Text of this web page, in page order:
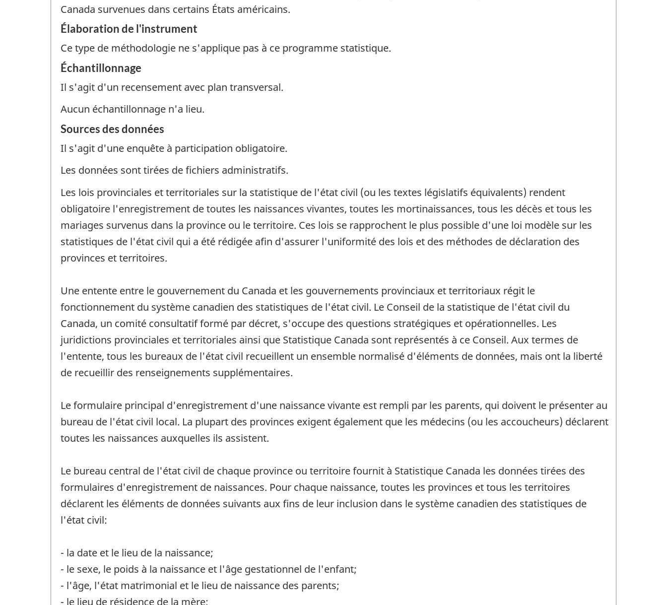
Canada survenues dans certains États américains.
Élaboration de l'instrument
Ce type de méthodologie ne s'applique pas à ce programme statistique.
Échantillonnage
Il s'agit d'un recensement avec plan transversal.
Aucun échantillonnage n'a lieu.
Sources des données
Il s'agit d'une enquête à participation obligatoire.
Les données sont tirées de fichiers administratifs.
Les lois provinciales et territoriales sur la statistique de l'état civil (ou les textes législatifs équivalents) rendent
obligatoire l'enregistrement de toutes les naissances vivantes, toutes les mortinaissances, tous les décès et tous les
mariages survenus dans la province ou le territoire. Ces lois se rapprochent le plus possible d'une loi modèle sur les
statistiques de l'état civil qui a été rédigée afin d'assurer l'uniformité des lois et des méthodes de déclaration des
provinces et territoires.
Une entente entre le gouvernement du Canada et les gouvernements provinciaux et territoriaux régit le
fonctionnement du système canadien des statistiques de l'état civil. Le Conseil de la statistique de l'état civil du
Canada, un comité consultatif formé par décret, s'occupe des questions stratégiques et opérationnelles. Les
juridictions provinciales et territoriales ainsi que Statistique Canada sont représentés à ce Conseil. Aux termes de
l'entente, tous les bureaux de l'état civil recueillent un ensemble normalisé d'éléments de données, mais ont la liberté
de recueillir des renseignements supplémentaires.
Le formulaire principal d'enregistrement d'une naissance vivante est rempli par les parents, qui doivent le présenter au
bureau de l'état civil local. La plupart des provinces exigent également que les médecins (ou les accoucheurs) déclarent
toutes les naissances auxquelles ils assistent.
Le bureau central de l'état civil de chaque province ou territoire fournit à Statistique Canada les données tirées des
formulaires d'enregistrement de naissances. Pour chaque naissance, toutes les provinces et tous les territoires
déclarent les éléments de données suivants aux fins de leur inclusion dans le système canadien des statistiques de
l'état civil:
- la date et le lieu de la naissance;
- le sexe, le poids à la naissance et l'âge gestationnel de l'enfant;
- l'âge, l'état matrimonial et le lieu de naissance des parents;
- le lieu de résidence de la mère;